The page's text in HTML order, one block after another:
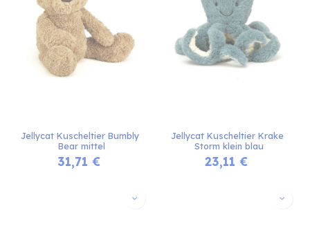
Jellycat Kuscheltier Bumbly
Bear mittel
31,71 €
Jellycat Kuscheltier Krake
Storm klein blau
23,11 €